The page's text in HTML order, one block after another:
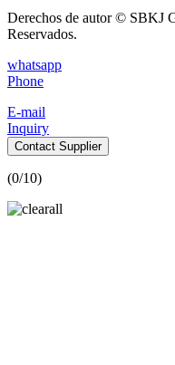
Derechos de autor © SBKJ
Reservados.
whatsapp
Phone
E-mail
Inquiry
Contact Supplier
(0/10)